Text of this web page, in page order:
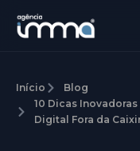
Início
Blog
10 Dicas
Digital Fora da